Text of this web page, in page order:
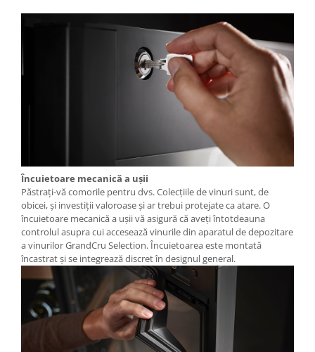
Încuietoare mecanică a uşii
Păstraţi-vă comorile pentru dvs. Colecţiile de vinuri sunt, de
obicei, şi investiţii valoroase şi ar trebui protejate ca atare. O
încuietoare mecanică a uşii vă asigură că aveţi întotdeauna
controlul asupra cui accesează vinurile din aparatul de depozitare
a vinurilor GrandCru Selection. Încuietoarea este montată
încastrat şi se integrează discret în designul general.